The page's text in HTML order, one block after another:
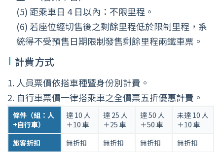
(5) 距乘車日 4 日以內：不限里程。
(6) 若座位經切售後之剩餘里程低於限制里程，系
統得不受預售日期限制發售剩餘里程兩鐵車票。
計費方式
人員票價依搭車種暨身份別計費。
自行車票價一律搭乘車之全價票五折優惠計費。
兩
鐵
列
車
條件（組：人
+自行車）
達 10 人
＋10 車
達 25 人
＋25 車
達 50 人
＋50 車
未達 10 人
＋10 車
旅客折扣
無折扣 無折扣 無折扣
無折扣